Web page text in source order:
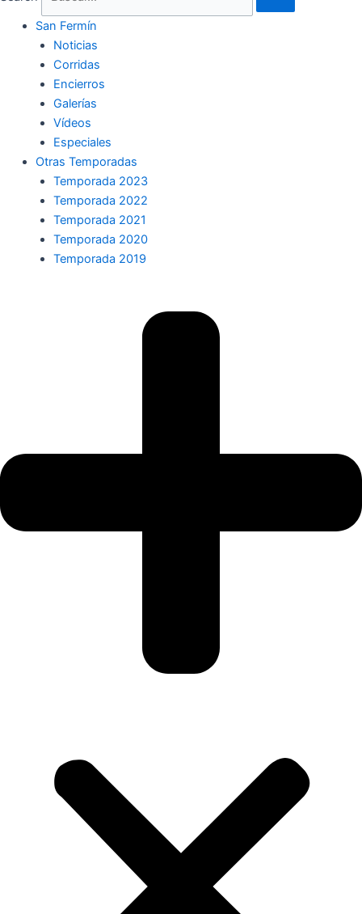
San Fermín
Noticias
Corridas
Encierros
Galerías
Vídeos
Especiales
Otras Temporadas
Temporada 2023
Temporada 2022
Temporada 2021
Temporada 2020
Temporada 2019